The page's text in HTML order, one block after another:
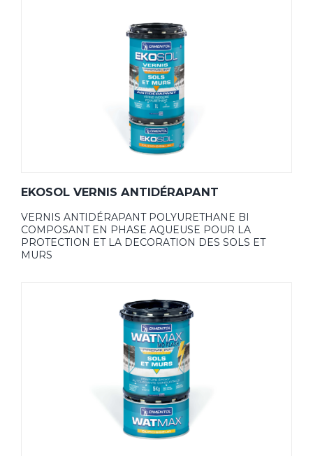
EKOSOL VERNIS ANTIDÉRAPANT
VERNIS ANTIDÉRAPANT POLYURETHANE BI
COMPOSANT EN PHASE AQUEUSE POUR LA
PROTECTION ET LA DECORATION DES SOLS ET
MURS